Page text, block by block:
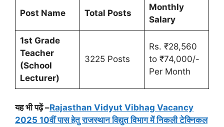
Post Name Total Posts
Monthly
Salary
1st Grade
Teacher
(School
Lecturer)
3225 Posts
Rs. ₹28,560
to ₹74,000/-
Per Month
यह भी पढ़ें –Rajasthan Vidyut Vibhag Vacancy
2025 10वीं पास हेतु राजस्थान विद्युत विभाग में निकली टेक्निकल